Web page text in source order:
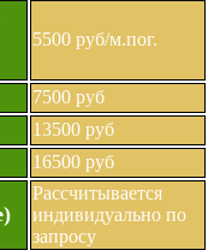
5500 руб/м.пог.
7500 руб
13500 руб
16500 руб
Рассчитывается
индивидуально по
запросу